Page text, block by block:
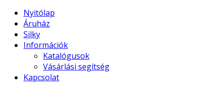
Nyitólap
Áruház
Silky
Információk
Katalógusok
Vásárlási segítség
Kapcsolat